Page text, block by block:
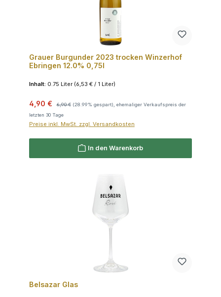
Grauer Burgunder 2023 trocken Winzerhof
Ebringen 12.0% 0,75l
Inhalt: 0.75 Liter (6,53 € / 1 Liter)
Verkaufspreis:
4,90 € 6,90 € (28.99% gespart), ehemaliger Verkaufspreis der
letzten 30 Tage
Preise inkl. MwSt. zzgl. Versandkosten
In den Warenkorb
Belsazar Glas